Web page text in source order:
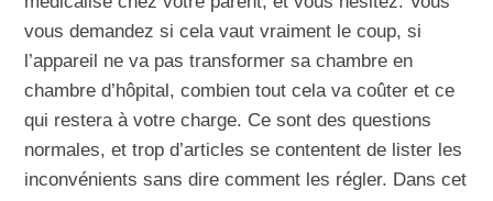
vous demandez si cela vaut vraiment le coup, si
l’appareil ne va pas transformer sa chambre en
chambre d’hôpital, combien tout cela va coûter et ce
qui restera à votre charge. Ce sont des questions
normales, et trop d’articles se contentent de lister les
inconvénients sans dire comment les régler. Dans cet